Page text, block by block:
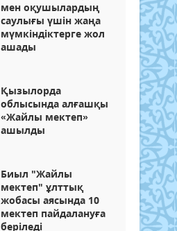
мен оқушылардың
саулығы үшін жаңа
мүмкіндіктерге жол
ашады
Қызылорда
облысында алғашқы
«Жайлы мектеп»
ашылды
Биыл "Жайлы
мектеп" ұлттық
жобасы аясында 10
мектеп пайдалануға
беріледі